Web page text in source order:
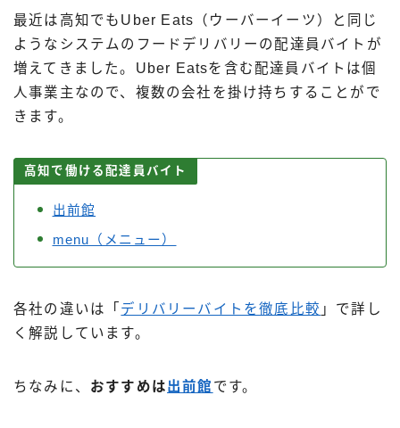
最近は高知でもUber Eats（ウーバーイーツ）と同じ
ようなシステムのフードデリバリーの配達員バイトが
増えてきました。Uber Eatsを含む配達員バイトは個
人事業主なので、複数の会社を掛け持ちすることがで
きます。
高知で働ける配達員バイト
出前館
menu（メニュー）
各社の違いは「 デリバリーバイトを徹底比較 」で詳し
く解説しています。
ちなみに、 おすすめは出前館 です。